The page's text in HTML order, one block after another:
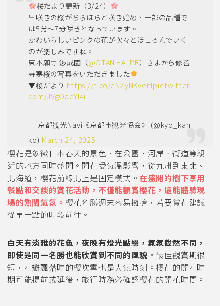
桜だより更新（3/24）
早咲きの桜がちらほらと咲き始め、一部の品種で
は5分～7分咲きとなっています。
かわいらしいピンクの花が次々とほころんでいく
のが楽しみですね。
東本願寺 渉成園（@OTANIHA_PR）さまから修善
寺寒桜の写真をいただきました
▼桜だより https://t.co/eNZyNKvenIpic.twitter.
com/JVgOaeYl4i
— 京都観光Navi《京都市観光協会》 (@kyo_kan
ko) March 24, 2025
櫻花是象徵日本春天的景色，在公園、河岸、街道等親
近的地方同時盛開。開花受氣溫影響，從九州到東北、
北海道，櫻花前線北上是固定模式。 在盛開的樹下享用
餐點和交談的賞花活動，不僅能觀賞櫻花，還能體驗現
場的熱鬧氣氛。 櫻花名勝週末容易擁擠，若要賞花建議
從早一點的時段前往。
白天有淡雅的花色，夜晚有燈光點綴，氣氛截然不同，
即使是同一名勝也能欣賞到不同的風貌。最佳觀賞期很
短，花瓣飄落時的櫻吹雪也是人氣時刻。櫻花的開花時
期可能提前或延後，旅行時務必確認櫻花的開花時間。